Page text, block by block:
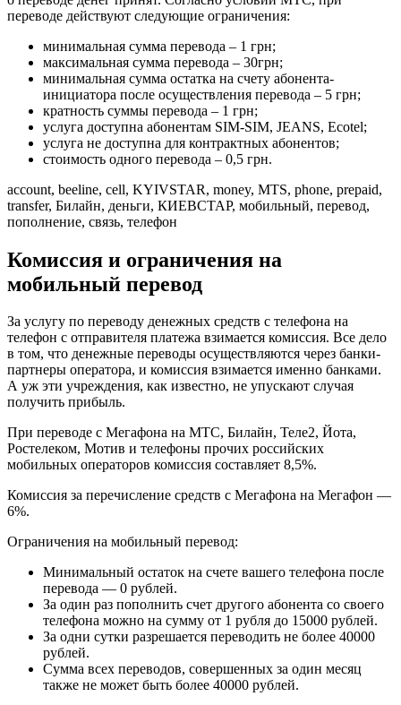
переводе действуют следующие ограничения:
минимальная сумма перевода – 1 грн;
максимальная сумма перевода – 30грн;
минимальная сумма остатка на счету абонента-
инициатора после осуществления перевода – 5 грн;
кратность суммы перевода – 1 грн;
услуга доступна абонентам SІM-SІM, JEANS, Ecotel;
услуга не доступна для контрактных абонентов;
стоимость одного перевода – 0,5 грн.
account, beeline, cell, KYIVSTAR, money, MTS, phone, prepaid,
transfer, Билайн, деньги, КИЕВСТАР, мобильный, перевод,
пополнение, связь, телефон
Комиссия и ограничения на
мобильный перевод
За услугу по переводу денежных средств с телефона на
телефон с отправителя платежа взимается комиссия. Все дело
в том, что денежные переводы осуществляются через банки-
партнеры оператора, и комиссия взимается именно банками.
А уж эти учреждения, как известно, не упускают случая
получить прибыль.
При переводе с Мегафона на МТС, Билайн, Теле2, Йота,
Ростелеком, Мотив и телефоны прочих российских
мобильных операторов комиссия составляет 8,5%.
Комиссия за перечисление средств с Мегафона на Мегафон —
6%.
Ограничения на мобильный перевод:
Минимальный остаток на счете вашего телефона после
перевода — 0 рублей.
За один раз пополнить счет другого абонента со своего
телефона можно на сумму от 1 рубля до 15000 рублей.
За одни сутки разрешается переводить не более 40000
рублей.
Сумма всех переводов, совершенных за один месяц
также не может быть более 40000 рублей.